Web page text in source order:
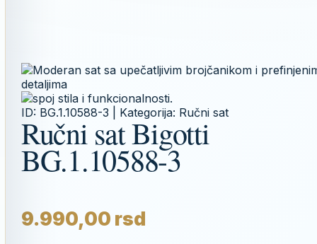
ID: BG.1.10588-3 | Kategorija: Ručni sat
Ručni sat Bigotti
BG.1.10588-3
9.990,00 rsd